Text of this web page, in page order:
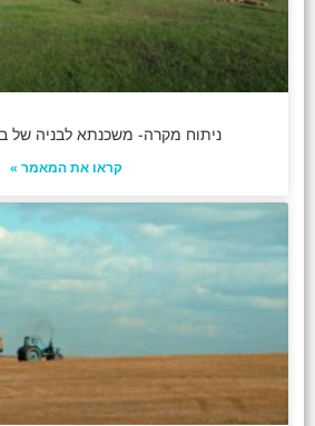
ניתוח מקרה- משכנתא לבניה של
קראו את המאמר »